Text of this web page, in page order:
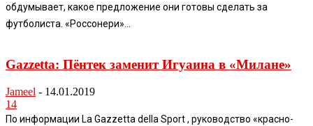
обдумывает, какое предложение они готовы сделать за
футболиста. «Россонери»...
Gazzetta: Пёнтек заменит Игуаина в «Милане»
Jameel - 14.01.2019
14
По информации La Gazzetta della Sport , руководство «красно-